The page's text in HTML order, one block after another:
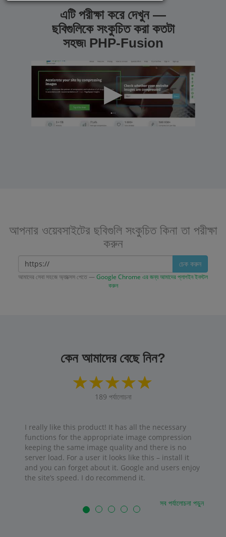
এটি পরীক্ষা করে দেখুন —
ছবিগুলিকে সংকুচিত করা কতটা
সহজ৷ PHP-Fusion
আপনার ওয়েবসাইটের ছবিগুলি সংকুচিত কিনা তা পরীক্ষা
করুন
চেক করুন
আমাদের সেবা সহজে অ্যাক্সেস পেতে —Google Chrome এর জন্য আমাদের প্লাগইন ইনস্টল
করুন
কেন আমাদের বেছে নিন?
189 পর্যালোচনা
I really like this product! It has all the necessary
functions for the appropriate image compression
keeping the same image quality and there is no
server load. For a user it looks like this – install it
and you can forget about it. Google and users enjoy
the site’s speed. I do recommend it.
সব পর্যালোচনা পড়ুন